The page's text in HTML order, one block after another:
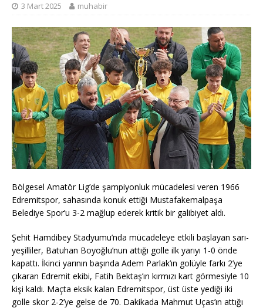
3 Mart 2025 muhabir
Bölgesel Amatör Lig’de şampiyonluk mücadelesi veren 1966
Edremitspor, sahasında konuk ettiği Mustafakemalpaşa
Belediye Spor’u 3-2 mağlup ederek kritik bir galibiyet aldı.
Şehit Hamdibey Stadyumu’nda mücadeleye etkili başlayan sarı-
yeşilliler, Batuhan Boyoğlu’nun attığı golle ilk yarıyı 1-0 önde
kapattı. İkinci yarının başında Adem Parlak’ın golüyle farkı 2’ye
çıkaran Edremit ekibi, Fatih Bektaş’ın kırmızı kart görmesiyle 10
kişi kaldı. Maçta eksik kalan Edremitspor, üst üste yediği iki
golle skor 2-2’ye gelse de 70. Dakikada Mahmut Uças’ın attığı